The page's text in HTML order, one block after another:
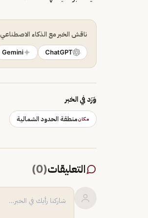
ناقش الخبر مع الذكاء الاصطناعي
ChatGPT
Gemini
وَرَد في الخبر
مكانمنطقة الحدود الشمالية
التعليقات(
0
)